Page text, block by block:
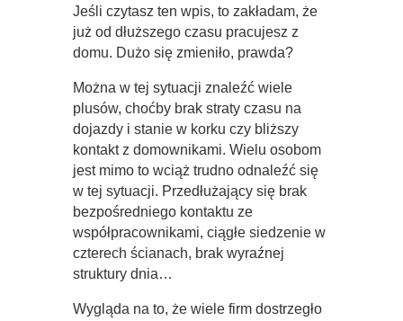
Jeśli czytasz ten wpis, to zakładam, że
już od dłuższego czasu pracujesz z
domu. Dużo się zmieniło, prawda?
Można w tej sytuacji znaleźć wiele
plusów, choćby brak straty czasu na
dojazdy i stanie w korku czy bliższy
kontakt z domownikami. Wielu osobom
jest mimo to wciąż trudno odnaleźć się
w tej sytuacji. Przedłużający się brak
bezpośredniego kontaktu ze
współpracownikami, ciągłe siedzenie w
czterech ścianach, brak wyraźnej
struktury dnia…
Wygląda na to, że wiele firm dostrzegło